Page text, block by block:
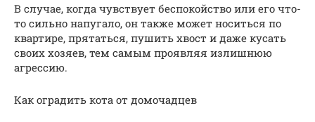
В случае, когда чувствует беспокойство или его что-
то сильно напугало, он также может носиться по
квартире, прятаться, пушить хвост и даже кусать
своих хозяев, тем самым проявляя излишнюю
агрессию.
Как оградить кота от домочадцев